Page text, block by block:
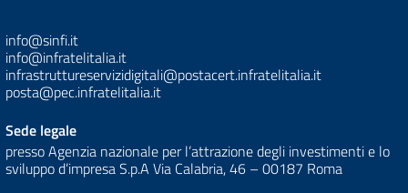
info@sinfi.it
info@infratelitalia.it
infrastruttureservizidigitali@postacert.infratelitalia.it
posta@pec.infratelitalia.it
Sede legale
presso Agenzia nazionale per l’attrazione degli investimenti e lo
sviluppo d’impresa S.p.A Via Calabria, 46 – 00187 Roma